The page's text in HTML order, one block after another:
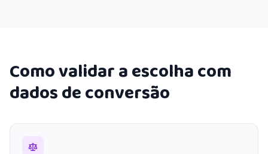
Como validar a escolha com
dados de conversão